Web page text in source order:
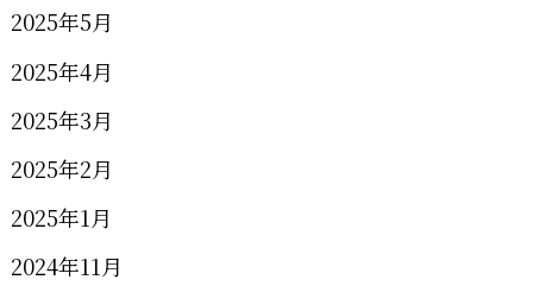
2025年5月
2025年4月
2025年3月
2025年2月
2025年1月
2024年11月